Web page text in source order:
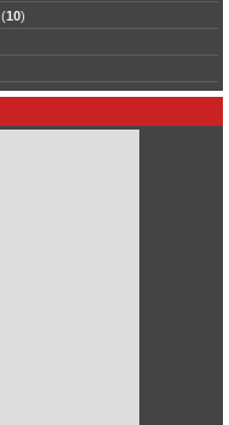
(10)